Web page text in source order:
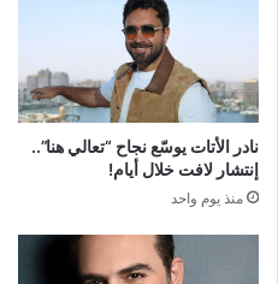
نادر الأتات يوسّع نجاح “تعالي هنا”..
إنتشار لافت خلال أيام!
منذ يوم واحد